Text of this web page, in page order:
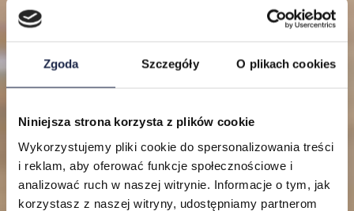
Zgoda Szczegóły O plikach cookies
Niniejsza strona korzysta z plików cookie
Wykorzystujemy pliki cookie do spersonalizowania treści
i reklam, aby oferować funkcje społecznościowe i
analizować ruch w naszej witrynie. Informacje o tym, jak
korzystasz z naszej witryny, udostępniamy partnerom
Lokalizacje
Mieszkania